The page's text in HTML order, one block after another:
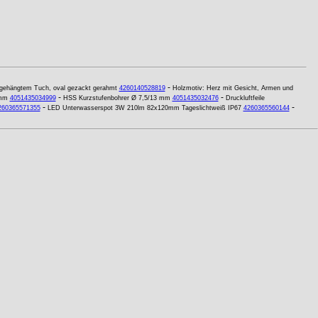
Tuch, oval gezackt gerahmt 4260140528819- Holzmotiv: Herz mit Gesicht, Armen und
4051435034999- HSS Kurzstufenbohrer Ø 7,5/13 mm 4051435032476- Druckluftfeile
- LED Unterwasserspot 3W 210lm 82x120mm Tageslichtweiß IP67 4260365560144-